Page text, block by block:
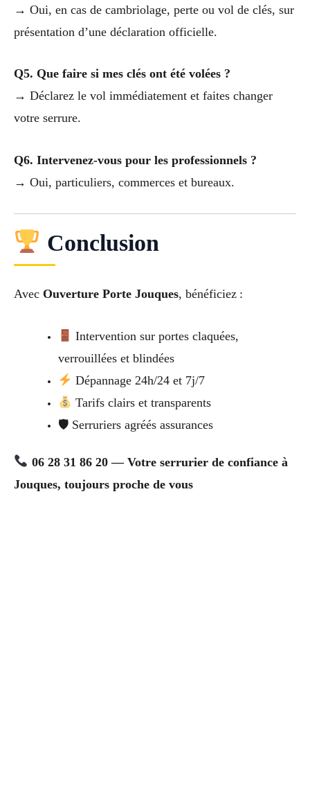
→ Oui, en cas de cambriolage, perte ou vol de clés, sur
présentation d’une déclaration officielle.
Q5. Que faire si mes clés ont été volées ?
→ Déclarez le vol immédiatement et faites changer
votre serrure.
Q6. Intervenez-vous pour les professionnels ?
→ Oui, particuliers, commerces et bureaux.
Conclusion
Avec Ouverture Porte Jouques, bénéficiez :
Intervention sur portes claquées,
verrouillées et blindées
Dépannage 24h/24 et 7j/7
Tarifs clairs et transparents
🛡 Serruriers agréés assurances
06 28 31 86 20 — Votre serrurier de confiance à
Jouques, toujours proche de vous